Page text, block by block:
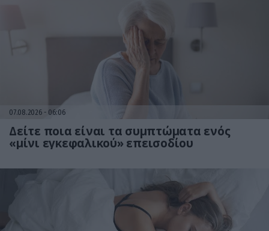
07.08.2026 06:06
Δείτε ποια είναι τα συμπτώματα ενός
«μίνι εγκεφαλικού» επεισοδίου